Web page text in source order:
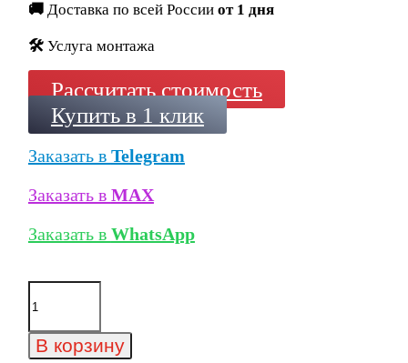
🚚 Доставка по всей России от 1 дня
🛠️ Услуга монтажа
Рассчитать стоимость
Купить в 1 клик
Заказать в Telegram
Заказать в MAX
Заказать в WhatsApp
Количество
товара
кирпич
Wandermode
В корзину